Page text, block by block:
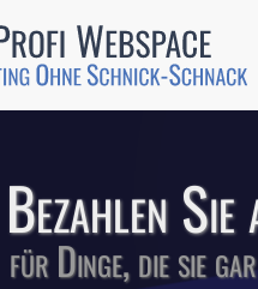
Günstige
Comodo-
Bezahlen
für Dinge, die sie